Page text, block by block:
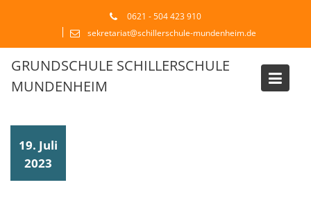
0621 - 504 423 910
sekretariat@schillerschule-mundenheim.de
GRUNDSCHULE SCHILLERSCHULE
MUNDENHEIM
19. Juli
2023